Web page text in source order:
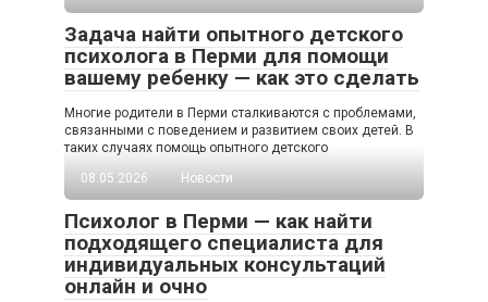
Задача найти опытного детского
психолога в Перми для помощи
вашему ребенку — как это сделать
Многие родители в Перми сталкиваются с проблемами,
связанными с поведением и развитием своих детей. В
таких случаях помощь опытного детского
08.05.2026
Новости
Психолог в Перми — как найти
подходящего специалиста для
индивидуальных консультаций
онлайн и очно